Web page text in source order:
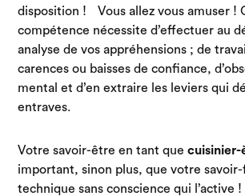
disposition ! Vous allez vous amuser !
compétence nécessite d’effectuer au
analyse de vos appréhensions ; de
carences ou baisses de confiance,
mental et d’en extraire les leviers qui
entraves.
Votre savoir-être en tant que cuisinier-
important, sinon plus, que votre
technique sans conscience qui l’active !